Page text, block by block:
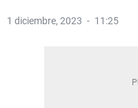
1 diciembre, 2023 11:25